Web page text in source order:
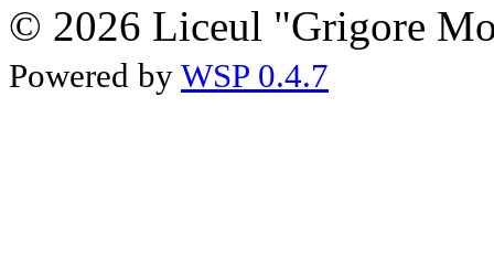
© 2026 Liceul "Grigore
Powered by WSP 0.4.7